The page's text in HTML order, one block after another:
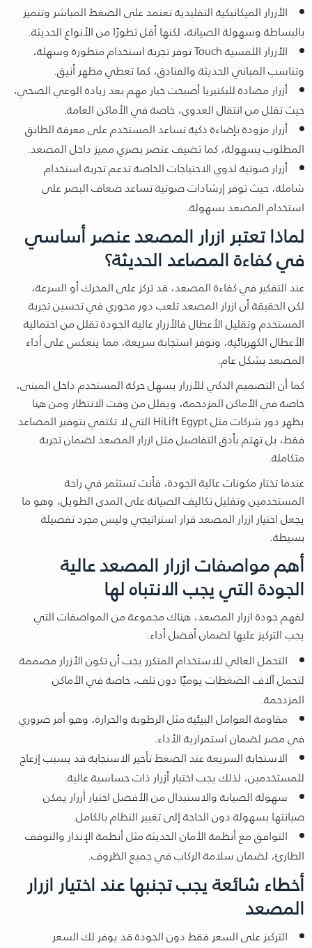
الأزرار الميكانيكية التقليدية تعتمد على الضغط المباشر وتتميز
بالبساطة وسهولة الصيانة، لكنها أقل تطورًا من الأنواع الحديثة.
الأزرار اللمسية Touch توفر تجربة استخدام متطورة وسهلة،
وتناسب المباني الحديثة والفنادق، كما تعطي مظهر أنيق.
أزرار مضادة للبكتيريا أصبحت خيار مهم بعد زيادة الوعي الصحي،
حيث تقلل من انتقال العدوى، خاصة في الأماكن العامة.
أزرار مزودة بإضاءة ذكية تساعد المستخدم على معرفة الطابق
المطلوب بسهولة، كما تضيف عنصر بصري مميز داخل المصعد.
أزرار صوتية لذوي الاحتياجات الخاصة تدعم تجربة استخدام
شاملة، حيث توفر إرشادات صوتية تساعد ضعاف البصر على
استخدام المصعد بسهولة.
لماذا تعتبر ازرار المصعد عنصر أساسي
في كفاءة المصاعد الحديثة؟
عند التفكير في كفاءة المصعد، قد تركز على المحرك أو السرعة،
لكن الحقيقة أن ازرار المصعد تلعب دور محوري في تحسين تجربة
المستخدم وتقليل الأعطال فالأزرار عالية الجودة تقلل من احتمالية
الأعطال الكهربائية، وتوفر استجابة سريعة، مما ينعكس على أداء
المصعد بشكل عام.
كما أن التصميم الذكي للأزرار يسهل حركة المستخدم داخل المبنى،
خاصة في الأماكن المزدحمة، ويقلل من وقت الانتظار ومن هنا
يظهر دور شركات مثل HiLift Egypt التي لا تكتفي بتوفير المصاعد
فقط، بل تهتم بأدق التفاصيل مثل ازرار المصعد لضمان تجربة
متكاملة.
عندما تختار مكونات عالية الجودة، فأنت تستثمر في راحة
المستخدمين وتقليل تكاليف الصيانة على المدى الطويل، وهو ما
يجعل اختيار ازرار المصعد قرار استراتيجي وليس مجرد تفصيلة
بسيطة.
أهم مواصفات ازرار المصعد عالية
الجودة التي يجب الانتباه لها
لفهم جودة ازرار المصعد، هناك مجموعة من المواصفات التي
يجب التركيز عليها لضمان أفضل أداء.
التحمل العالي للاستخدام المتكرر يجب أن تكون الأزرار مصممة
لتحمل آلاف الضغطات يوميًا دون تلف، خاصة في الأماكن
المزدحمة.
مقاومة العوامل البيئية مثل الرطوبة والحرارة، وهو أمر ضروري
في مصر لضمان استمرارية الأداء.
الاستجابة السريعة عند الضغط تأخير الاستجابة قد يسبب إزعاج
للمستخدمين، لذلك يجب اختيار أزرار ذات حساسية عالية.
سهولة الصيانة والاستبدال من الأفضل اختيار أزرار يمكن
صيانتها بسهولة دون الحاجة إلى تغيير النظام بالكامل.
التوافق مع أنظمة الأمان الحديثة مثل أنظمة الإنذار والتوقف
الطارئ، لضمان سلامة الركاب في جميع الظروف.
أخطاء شائعة يجب تجنبها عند اختيار ازرار
المصعد
التركيز على السعر فقط دون الجودة قد يوفر لك السعر